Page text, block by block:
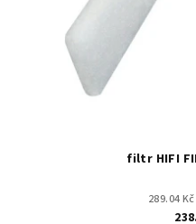
filtr HIFI
289.04